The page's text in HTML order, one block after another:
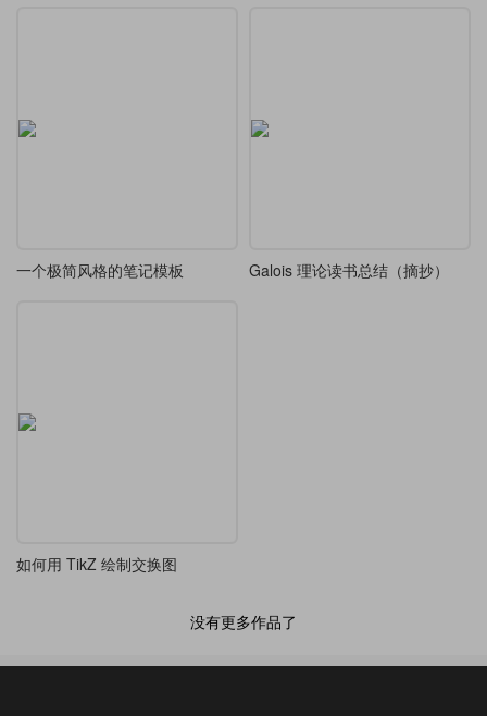
一个极简风格的笔记模板 Galois 理论读书总结（摘抄）
如何用 TikZ 绘制交换图
没有更多作品了